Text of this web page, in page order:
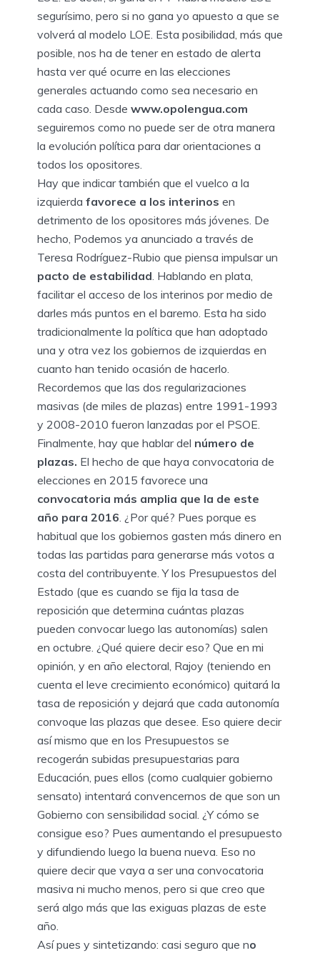
segurísimo, pero si no gana yo apuesto a que se
volverá al modelo LOE. Esta posibilidad, más que
posible, nos ha de tener en estado de alerta
hasta ver qué ocurre en las elecciones
generales actuando como sea necesario en
cada caso. Desde www.opolengua.com
seguiremos como no puede ser de otra manera
la evolución política para dar orientaciones a
todos los opositores.
Hay que indicar también que el vuelco a la
izquierda favorece a los interinos en
detrimento de los opositores más jóvenes. De
hecho, Podemos ya anunciado a través de
Teresa Rodríguez-Rubio que piensa impulsar un
pacto de estabilidad . Hablando en plata,
facilitar el acceso de los interinos por medio de
darles más puntos en el baremo. Esta ha sido
tradicionalmente la política que han adoptado
una y otra vez los gobiernos de izquierdas en
cuanto han tenido ocasión de hacerlo.
Recordemos que las dos regularizaciones
masivas (de miles de plazas) entre 1991-1993
y 2008-2010 fueron lanzadas por el PSOE.
Finalmente, hay que hablar del número de
plazas. El hecho de que haya convocatoria de
elecciones en 2015 favorece una
convocatoria más amplia que la de este
año para 2016 . ¿Por qué? Pues porque es
habitual que los gobiernos gasten más dinero en
todas las partidas para generarse más votos a
costa del contribuyente. Y los Presupuestos del
Estado (que es cuando se fija la tasa de
reposición que determina cuántas plazas
pueden convocar luego las autonomías) salen
en octubre. ¿Qué quiere decir eso? Que en mi
opinión, y en año electoral, Rajoy (teniendo en
cuenta el leve crecimiento económico) quitará la
tasa de reposición y dejará que cada autonomía
convoque las plazas que desee. Eso quiere decir
así mismo que en los Presupuestos se
recogerán subidas presupuestarias para
Educación, pues ellos (como cualquier gobierno
sensato) intentará convencernos de que son un
Gobierno con sensibilidad social. ¿Y cómo se
consigue eso? Pues aumentando el presupuesto
y difundiendo luego la buena nueva. Eso no
quiere decir que vaya a ser una convocatoria
masiva ni mucho menos, pero si que creo que
será algo más que las exiguas plazas de este
año.
Así pues y sintetizando: casi seguro que no